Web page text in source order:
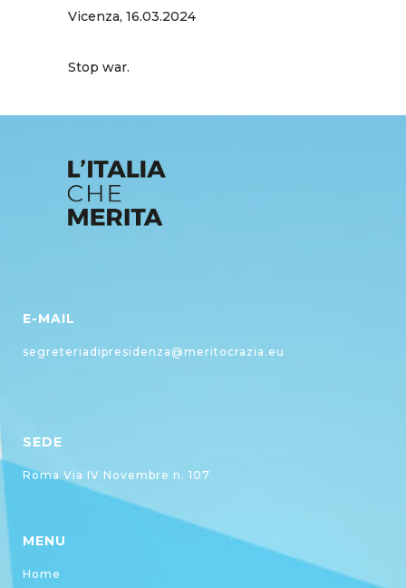
Vicenza, 16.03.2024 ​
Stop war.
E-MAIL
segreteriadipresidenza@meritocrazia.eu
SEDE
Roma Via IV Novembre n. 107
MENU
Home